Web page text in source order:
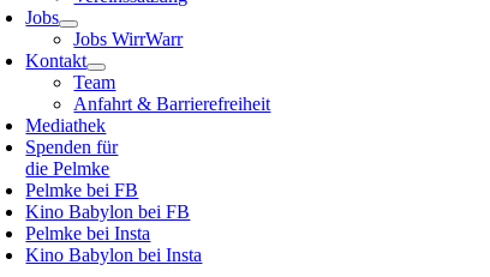
Jobs
Jobs WirrWarr
Kontakt
Team
Anfahrt & Barrierefreiheit
Mediathek
Spenden für
die Pelmke
Pelmke bei FB
Kino Babylon bei FB
Pelmke bei Insta
Kino Babylon bei Insta